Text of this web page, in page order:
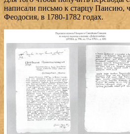
написали письмо к старцу Паисию,
Феодосия, в 1780-1782 годах.